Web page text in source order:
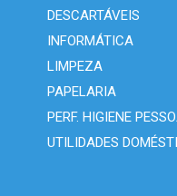
DESCARTÁVEIS
INFORMÁTICA
LIMPEZA
PAPELARIA
PERF. HIGIENE
UTILIDADES